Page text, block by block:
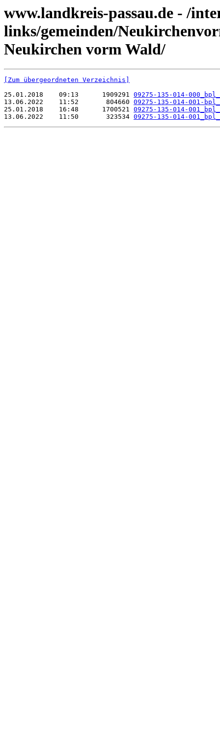
www.landkreis-passau.de - /
links/gemeinden/
Neukirchen vorm Wald/
[Zum übergeordneten Verzeichnis]
25.01.2018    09:13      1909291 09275-135-014-
13.06.2022    11:52       804660 09275-135-014-001-
25.01.2018    16:48      1700521 09275-135-014-
13.06.2022    11:50       323534 09275-135-014-